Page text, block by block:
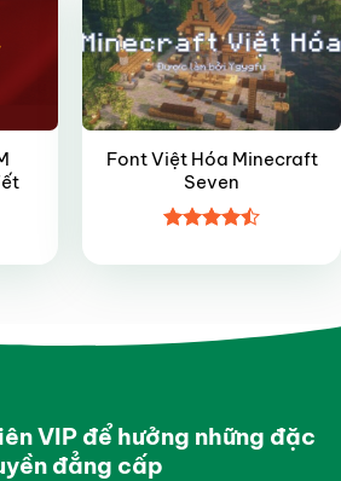
Font Việt Hóa Minecraft
Seven
hạng4.5
VIP để hưởng những đặc
đẳng cấp